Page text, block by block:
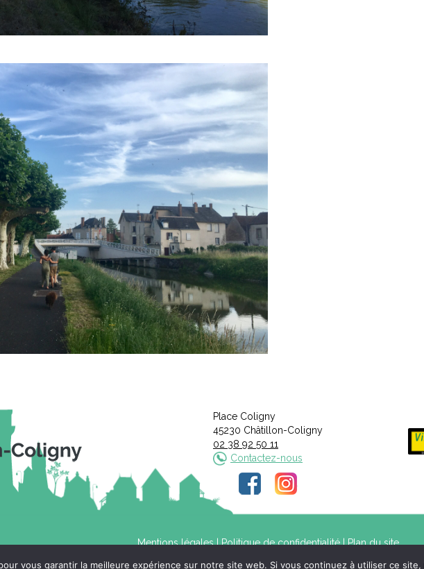
Place Coligny
45230 Châtillon-Coligny
02 38 92 50 11
Contactez-nous
Mentions légales| Politique de confidentialité| Plan du site
vous garantir la meilleure expérience sur notre site web. Si vous continuez à utiliser ce